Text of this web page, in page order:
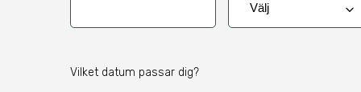
keyboard_arrow_down
Vilket datum passar dig?